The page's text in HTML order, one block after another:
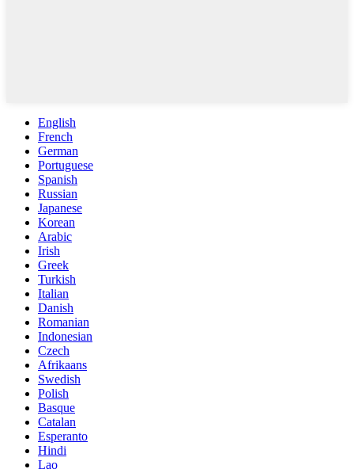
English
French
German
Portuguese
Spanish
Russian
Japanese
Korean
Arabic
Irish
Greek
Turkish
Italian
Danish
Romanian
Indonesian
Czech
Afrikaans
Swedish
Polish
Basque
Catalan
Esperanto
Hindi
Lao